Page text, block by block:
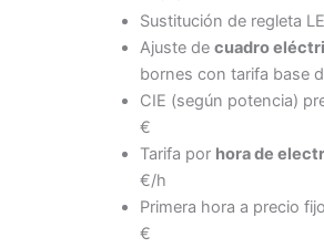
Sustitución de regleta
Ajuste de cuadro
bornes con tarifa base
CIE (según potencia)
€
Tarifa por hora de
€/h
Primera hora a precio
€